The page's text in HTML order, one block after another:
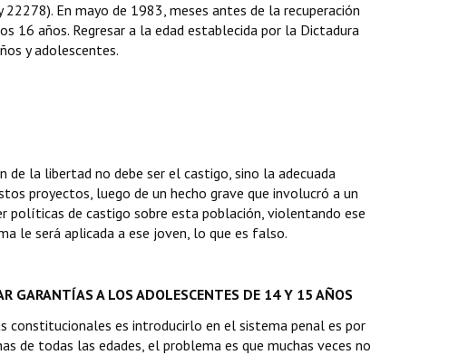
En mayo de 1983, meses antes de la recuperación
16 años. Regresar a la edad establecida por la Dictadura
y adolescentes.
la libertad no debe ser el castigo, sino la adecuada
proyectos, luego de un hecho grave que involucró a un
políticas de castigo sobre esta población, violentando ese
le será aplicada a ese joven, lo que es falso.
GARANTÍAS A LOS ADOLESCENTES DE 14 Y 15 AÑOS
constitucionales es introducirlo en el sistema penal es por
de todas las edades, el problema es que muchas veces no